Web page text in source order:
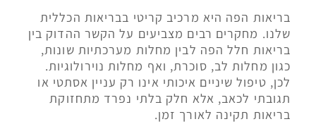
בריאות הפה היא מרכיב קריטי בבריאות הכללית
שלנו. מחקרים רבים מצביעים על הקשר ההדוק בין
בריאות חלל הפה לבין מחלות מערכתיות שונות,
כגון מחלות לב, סוכרת, ואף מחלות נוירולוגיות.
לכן, טיפול שיניים איכותי אינו רק עניין אסתטי או
תגובתי לכאב, אלא חלק בלתי נפרד מתחזוקת
בריאות תקינה לאורך זמן.